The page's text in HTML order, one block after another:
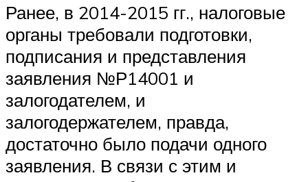
Ранее, в 2014-2015 гг., налоговые
органы требовали подготовки,
подписания и представления
заявления №Р14001 и
залогодателем, и
залогодержателем, правда,
достаточно было подачи одного
заявления. В связи с этим и